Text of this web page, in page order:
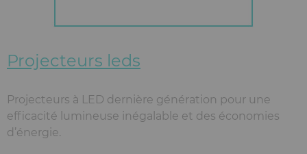
Projecteurs leds
Projecteurs à LED dernière génération pour une
efficacité lumineuse inégalable et des économies
d’énergie.